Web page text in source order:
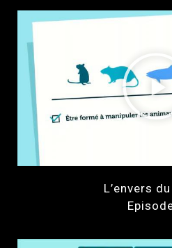
L’envers